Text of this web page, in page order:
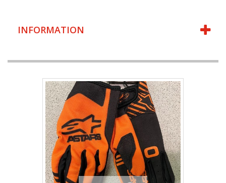
INFORMATION